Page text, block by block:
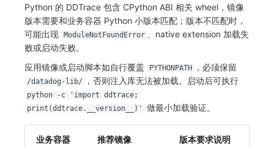
Python 的 DDTrace 包含 CPython ABI 相关 wheel，镜像
版本需要和业务容器 Python 小版本匹配；版本不匹配时，
可能出现
ModuleNotFoundError
、native extension 加载失
败或启动失败。
应用镜像或启动脚本如自行覆盖
PYTHONPATH ，必须保留
/datadog-lib/ ，否则注入库无法被加载。启动后可执行
python -c 'import ddtrace;
print(ddtrace.__version__)'
做最小加载验证。
业务容器
推荐镜像 版本要求说明